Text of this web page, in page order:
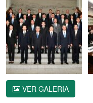
VER GALERIA